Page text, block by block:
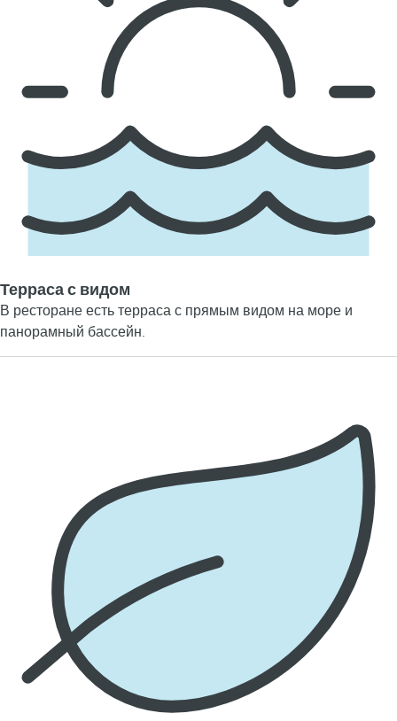
Терраса с видом
В ресторане есть терраса с прямым видом на море и
панорамный бассейн.